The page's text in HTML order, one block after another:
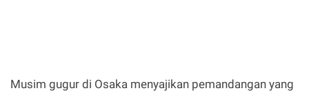
Musim gugur di Osaka menyajikan pemandangan yang